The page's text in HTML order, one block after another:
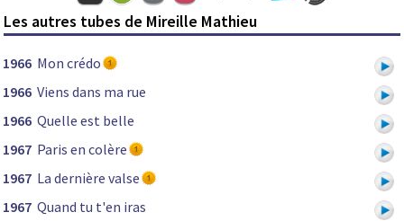
Les autres tubes de Mireille Mathieu
1966 Mon crédo
1966 Viens dans ma rue
1966 Quelle est belle
1967 Paris en colère
1967 La dernière valse
1967 Quand tu t'en iras